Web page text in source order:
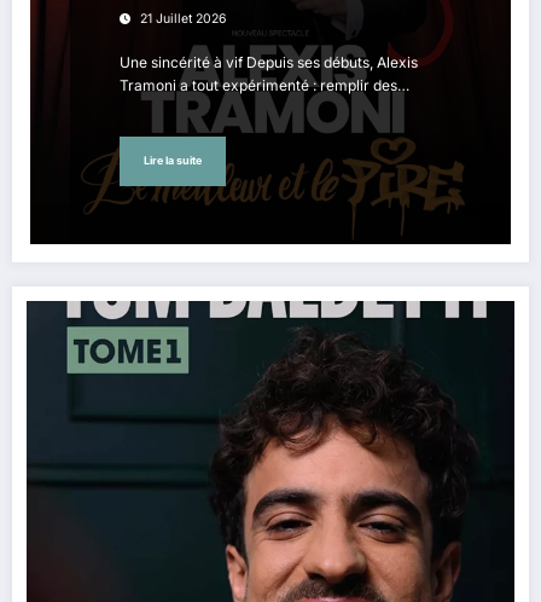
21 Juillet 2026
Une sincérité à vif Depuis ses débuts, Alexis
Tramoni a tout expérimenté : remplir des…
Lire la suite